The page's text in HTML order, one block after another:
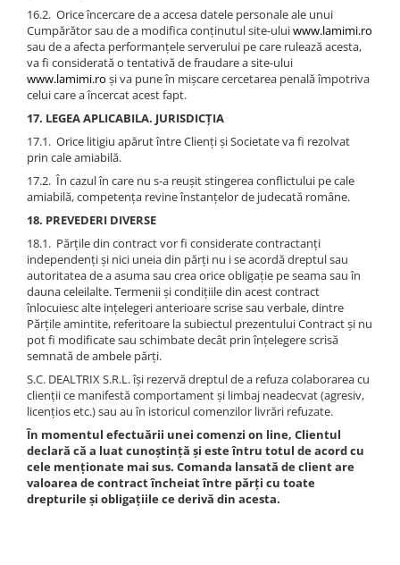
16.2. Orice încercare de a accesa datele personale ale unui
Cumpărător sau de a modifica conținutul site-uluiwww.lamimi.ro
sau de a afecta performanțele serverului pe care rulează acesta,
va fi considerată o tentativă de fraudare a site-ului
www.lamimi.ro și va pune în mișcare cercetarea penală împotriva
celui care a încercat acest fapt.
17. LEGEA APLICABILA. JURISDICȚIA
17.1. Orice litigiu apărut între Clienți și Societate va fi rezolvat
prin cale amiabilă.
17.2. În cazul în care nu s-a reușit stingerea conflictului pe cale
amiabilă, competența revine înstanțelor de judecată române.
18. PREVEDERI DIVERSE
18.1. Părțile din contract vor fi considerate contractanți
independenți și nici uneia din părți nu i se acordă dreptul sau
autoritatea de a asuma sau crea orice obligație pe seama sau în
dauna celeilalte. Termenii și condițiile din acest contract
înlocuiesc alte ințelegeri anterioare scrise sau verbale, dintre
Părțile amintite, referitoare la subiectul prezentului Contract și nu
pot fi modificate sau schimbate decât prin înțelegere scrisă
semnată de ambele părți.
S.C. DEALTRIX S.R.L. își rezervă dreptul de a refuza colaborarea cu
clienții ce manifestă comportament și limbaj neadecvat (agresiv,
licențios etc.) sau au în istoricul comenzilor livrări refuzate.
În momentul efectuării unei comenzi on line, Clientul
declară că a luat cunoștință și este întru totul de acord cu
cele menționate mai sus. Comanda lansată de client are
valoarea de contract încheiat între părți cu toate
drepturile și obligațiile ce derivă din acesta.